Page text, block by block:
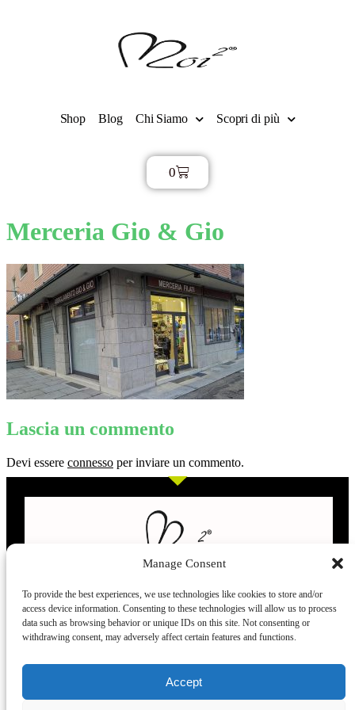
Manage Consent
To provide the best experiences, we use technologies like cookies to store and/or
access device information. Consenting to these technologies will allow us to process
data such as browsing behavior or unique IDs on this site. Not consenting or
withdrawing consent, may adversely affect certain features and functions.
Accept
Shop Blog Chi Siamo Scopri di più
0
Merceria Gio & Gio
Lascia un commento
Devi essere connesso per inviare un commento.
L’evoluzione delle calze
misure
Chi siamo